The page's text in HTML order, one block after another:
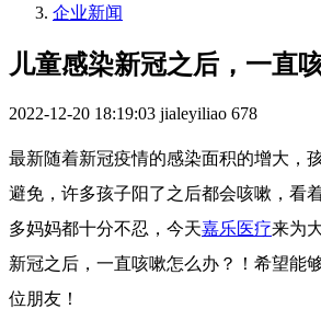
企业新闻
儿童感染新冠之后，一直
2022-12-20 18:19:03 jialeyiliao 678
最新随着新冠疫情的感染面积的增大，
避免，许多孩子阳了之后都会咳嗽，看
多妈妈都十分不忍，今天嘉乐医疗来为
新冠之后，一直咳嗽怎么办？！希望能
位朋友！